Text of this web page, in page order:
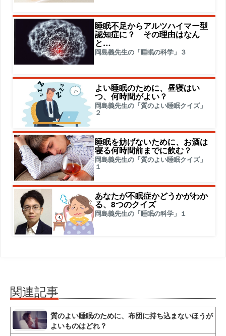
睡眠不足からアルツハイマー型
認知症に？ その理由はなん
と…
岡島義先生の「睡眠の科学」３
よい睡眠のために、昼寝はい
つ、何時間がよい？
岡島義先生の「質のよい睡眠クイズ」
２
睡眠を妨げないために、お酒は
寝る何時間前までに飲む？
岡島義先生の「質のよい睡眠クイズ」
１
あなたが不眠症かどうかがわか
る、8つのクイズ
岡島義先生の「睡眠の科学」１
関連記事
質のよい睡眠のために、布団に持ち込まないほうが
よいものはどれ？